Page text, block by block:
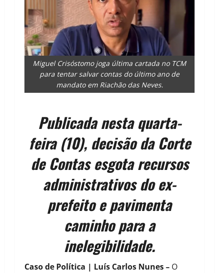
Miguel Crisóstomo joga última cartada no TCM
para tentar salvar contas do último ano de
mandato em Riachão das Neves.
Publicada nesta quarta-
feira (10), decisão da Corte
de Contas esgota recursos
administrativos do ex-
prefeito e pavimenta
caminho para a
inelegibilidade.
Caso de Política | Luís Carlos Nunes – O